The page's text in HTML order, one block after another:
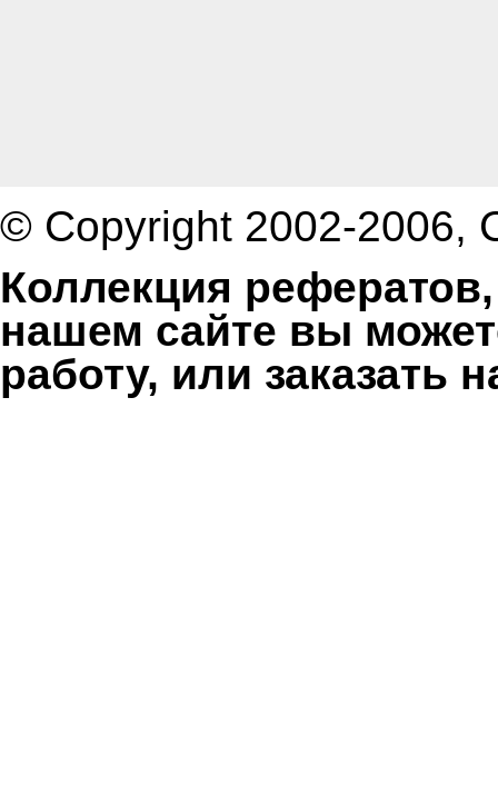
© Copyright 2002-2006,
Коллекция
нашем сайте вы
работу, или заказать